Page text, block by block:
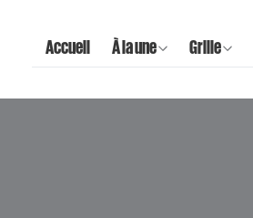
Accueil À la une Grille